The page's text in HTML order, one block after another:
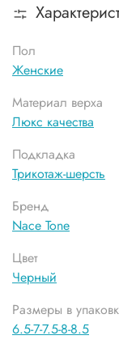
Пол
Женские
Материал верха
Люкс качества
Подкладка
Трикотаж-шерсть
Бренд
Nace Tone
Цвет
Черный
Размеры в
6.5-7-7.5-8-8.5